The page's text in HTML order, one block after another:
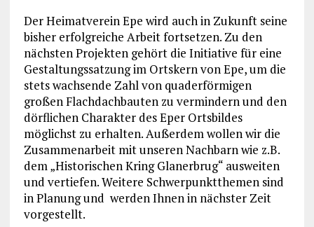
Der Heimatverein Epe wird auch in Zukunft seine
bisher erfolgreiche Arbeit fortsetzen. Zu den
nächsten Projekten gehört die Initiative für eine
Gestaltungssatzung im Ortskern von Epe, um die
stets wachsende Zahl von quaderförmigen
großen Flachdachbauten zu vermindern und den
dörflichen Charakter des Eper Ortsbildes
möglichst zu erhalten. Außerdem wollen wir die
Zusammenarbeit mit unseren Nachbarn wie z.B.
dem „Historischen Kring Glanerbrug“ ausweiten
und vertiefen. Weitere Schwerpunktthemen sind
in Planung und werden Ihnen in nächster Zeit
vorgestellt.